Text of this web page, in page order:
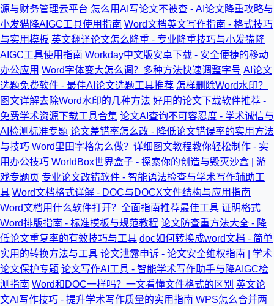
源与财务管理云平台 怎么用AI写论文不被查 - AI论文降重攻略与
小发猫降AIGC工具使用指南 Word文档英文写作指南 - 格式技巧
与实用模板 英文翻译论文怎么降重 - 专业降重技巧与小发猫降
AIGC工具使用指南 Workday中文版安卓下载 - 安全便捷的移动
办公应用 Word字体变大怎么调？多种方法快速调整字号 AI论文
选题免费软件 - 最佳AI论文选题工具推荐 怎样删除Word水印？
图文详解去除Word水印的几种方法 好用的论文下载软件推荐 -
免费学术资源下载工具合集 论文AI查询不可容忍度 - 学术诚信与
AI检测标准专题 论文差错率怎么改 - 降低论文错误率的实用方法
与技巧 Word里田字格怎么做？详细图文教程教你轻松制作 - 实
用办公技巧 WorldBox世界盒子 - 探索你的创造与毁灭沙盒 | 游
戏专题页 专业论文改错软件 - 智能语法检查与学术写作辅助工
具 Word文档格式详解 - DOC与DOCX文件结构与应用指南
Word文档用什么软件打开？全面指南推荐最佳工具 证明格式
Word排版指南 - 标准模板与规范教程 论文防查重方法大全 - 降
低论文重复率的有效技巧与工具 doc如何转换成word文档 - 简单
实用的转换方法与工具 论文泄露申诉 - 论文安全维权指南 | 学术
论文保护专题 论文写作AI工具 - 智能学术写作助手与降AIGC检
测指南 Word和DOC一样吗？一文看懂文件格式的区别 英文论
文AI写作技巧 - 提升学术写作质量的实用指南 WPS怎么合并两